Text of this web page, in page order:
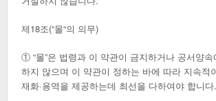
제18조(“몰“의 의무)
① “몰”은 법령과 이 약관이 금지하거나 공서양
하지 않으며 이 약관이 정하는 바에 따라 지속적
재화·용역을 제공하는데 최선을 다하여야 합니다.